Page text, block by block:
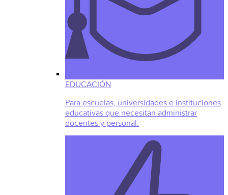
EDUCACIÓN
Para escuelas, universidades e instituciones
educativas que necesitan administrar
docentes y personal.